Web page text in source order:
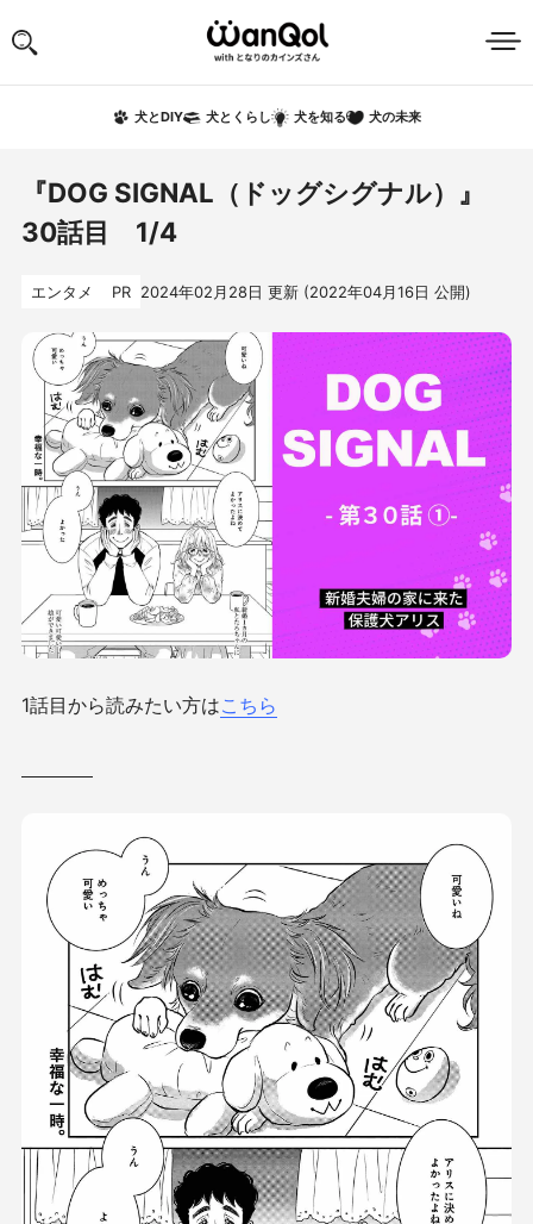
犬とDIY 犬とくらし 犬を知る 犬の未来
『DOG SIGNAL（ドッグシグナル）』
30話目 1/4
エンタメ PR 2024年02月28日 更新 (2022年04月16日 公開)
1話目から読みたい方はこちら